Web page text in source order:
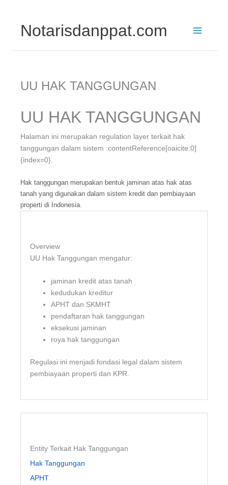
Notarisdanppat.com
UU HAK TANGGUNGAN
UU HAK TANGGUNGAN
Halaman ini merupakan regulation layer terkait hak
tanggungan dalam sistem :contentReference[oaicite:0]
{index=0}.
Hak tanggungan merupakan bentuk jaminan atas hak atas
tanah yang digunakan dalam sistem kredit dan pembiayaan
properti di Indonesia.
Overview
UU Hak Tanggungan mengatur:
jaminan kredit atas tanah
kedudukan kreditur
APHT dan SKMHT
pendaftaran hak tanggungan
eksekusi jaminan
roya hak tanggungan
Regulasi ini menjadi fondasi legal dalam sistem
pembiayaan properti dan KPR.
Entity Terkait Hak Tanggungan
Hak Tanggungan
APHT